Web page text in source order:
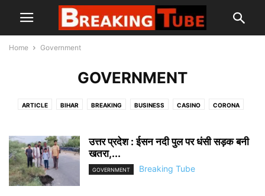
Home Government
GOVERNMENT
ARTICLE BIHAR BREAKING BUSINESS CASINO CORONA
DHARMA AND ADHYATMA EDUCATION ENTERTAINMENT FACT CHECK
GOVERNMENT HEALTH INTERNATIONAL
JOBS LIFESTYLE LOK SABHA 2019 LOVE ZIHAD
MADHYAPRADESH
उत्तर प्रदेश : ईसन नदी पुल पर धंसी सड़क बनी
खतरा,...
GOVERNMENT Breaking Tube